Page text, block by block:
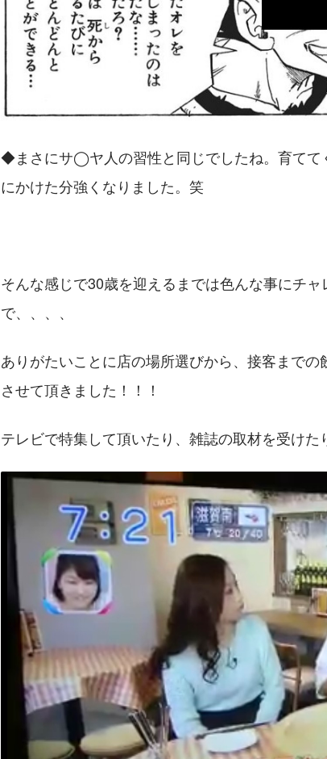
◆まさにサ◯ヤ人の習性と同じでしたね。育てて
にかけた分強くなりました。笑
そんな感じで30歳を迎えるまでは色んな事にチ
で、、、、
ありがたいことに店の場所選びから、接客まで
させて頂きました！！！
テレビで特集して頂いたり、雑誌の取材を受けた